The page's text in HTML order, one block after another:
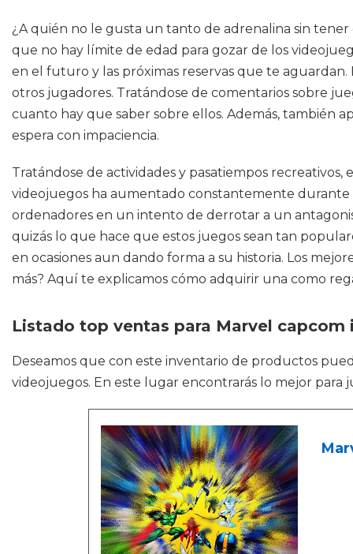
¿A quién no le gusta un tanto de adrenalina sin tener
que no hay límite de edad para gozar de los
en el futuro y las próximas reservas que te
otros jugadores. Tratándose de comentarios sobre
cuanto hay que saber sobre ellos. Además, también
espera con impaciencia.
Tratándose de actividades y pasatiempos
videojuegos ha aumentado constantemente durante
ordenadores en un intento de derrotar a un
quizás lo que hace que estos juegos sean tan
en ocasiones aun dando forma a su historia. Los
más? Aquí te explicamos cómo adquirir una como
Listado top ventas para Marvel capcom
Deseamos que con este inventario de productos
videojuegos. En este lugar encontrarás lo mejor para